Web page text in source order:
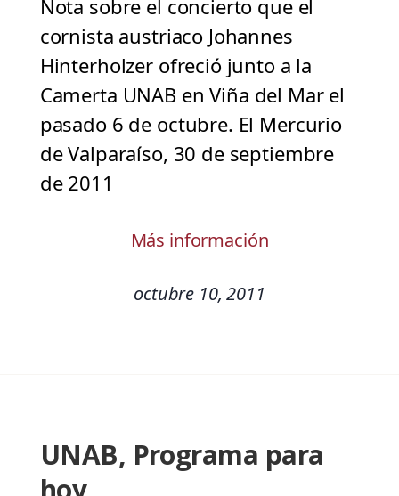
Nota sobre el concierto que el
cornista austriaco Johannes
Hinterholzer ofreció junto a la
Camerta UNAB en Viña del Mar el
pasado 6 de octubre. El Mercurio
de Valparaíso, 30 de septiembre
de 2011
Más información
octubre 10, 2011
UNAB, Programa para